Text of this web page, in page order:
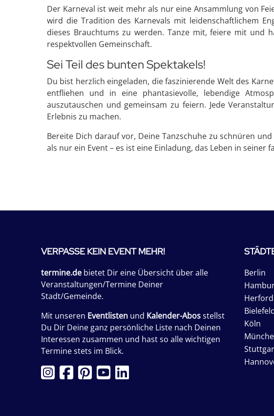
Der Karneval ist weit mehr als nur eine Ansammlung von
wird die Tradition des Karnevals mit leidenschaftlichem
dieses Brauchtums zu werden. Tanze mit, feiere mit und
respektvollen Gemeinschaft.
Sei Teil des bunten Spektakels!
Du bist herzlich eingeladen, die faszinierende Welt des
entfliehen und in eine phantasievolle, lebendige
auszutauschen und gemeinsam zu feiern. Jede
Erlebnis zu machen.
Bereite Dich darauf vor, Deine Tanzschuhe zu schnüren
als nur ein Event – es ist eine Einladung, das Leben in seiner
VERPASSE KEIN EVENT MEHR!
termine.de bietet Dir eine Übersicht über alle
Veranstaltungen/Termine Deiner
Stadt/Gemeinde.
Mit unseren Eventlisten und Kalender-Abosstellst
Du Dir Deine ganz persönliche Liste nach Deinen
Interessen zusammen und hast so alle wichtigen
Termine stets im Blick.
Berlin
Herford
Köln